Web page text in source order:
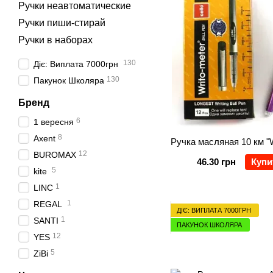
46.30 грн
ДІЄ: ВИПЛАТА 7000ГРН
ПАКУНОК ШКОЛЯРА
Ручки неавтоматические
Ручки пиши-стирай
Ручки в наборах
Діє: Виплата 7000грн 130
Пакунок Школяра 130
Бренд
1 вересня 6
Axent 8
BUROMAX 12
kite 5
LINC 1
REGAL 1
SANTI 1
YES 12
ZiBi 5